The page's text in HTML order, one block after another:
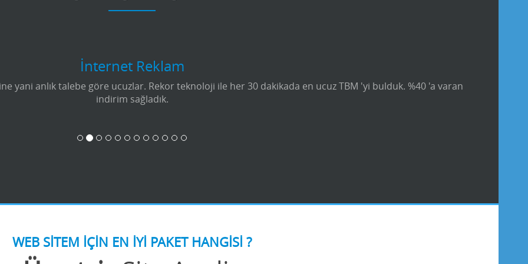
İnternet Reklam
yani anlık talebe göre ucuzlar. Rekor teknoloji ile her 30 dakikada en ucuz TBM 'yi bulduk. %40 'a varan
indirim sağladık.
WEB SİTEM İÇİN EN İYİ PAKET HANGİSİ ?